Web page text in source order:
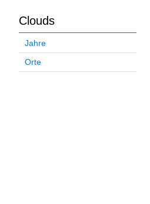
Clouds
Jahre
Orte